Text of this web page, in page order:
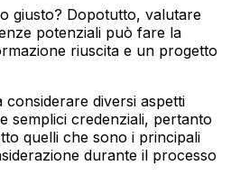
giusto? Dopotutto, valutare
potenziali può fare la
riuscita e un progetto
diversi aspetti
semplici credenziali, pertanto
quelli che sono i principali
durante il processo